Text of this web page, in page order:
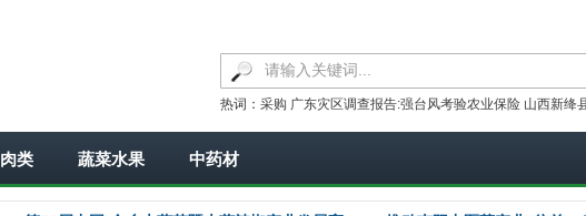
热词： 采购 广东灾区调查报告:强台风考验农业保险 山西新绛
社 2-1 自然农法 鲜食玉米
类 蔬菜水果 中药材